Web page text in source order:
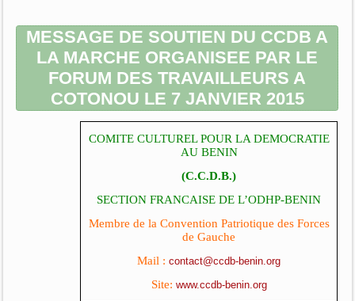
MESSAGE DE SOUTIEN DU CCDB A
LA MARCHE ORGANISEE PAR LE
FORUM DES TRAVAILLEURS A
COTONOU LE 7 JANVIER 2015
COMITE CULTUREL POUR LA DEMOCRATIE
AU BENIN
(C.C.D.B.)
SECTION FRANCAISE DE L’ODHP-BENIN
Membre de la Convention Patriotique des Forces
de Gauche
Mail :contact@ccdb-benin.org
Site: www.ccdb-benin.org